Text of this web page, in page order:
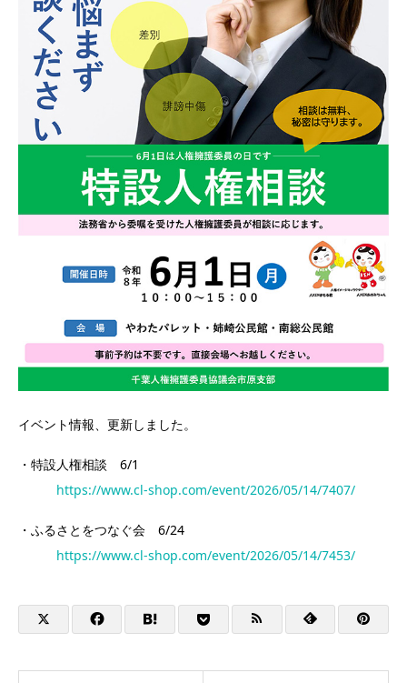
イベント情報、更新しました。
・特設人権相談 6/1
https://www.cl-shop.com/event/2026/05/14/7407/
・ふるさとをつなぐ会 6/24
https://www.cl-shop.com/event/2026/05/14/7453/